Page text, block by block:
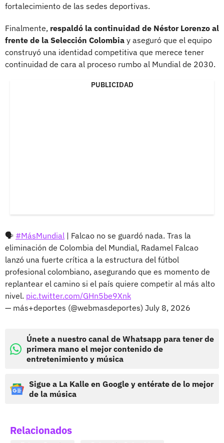
fortalecimiento de las sedes deportivas.
Finalmente, respaldó la continuidad de Néstor Lorenzo al
frente de la Selección Colombia y aseguró que el equipo
construyó una identidad competitiva que merece tener
continuidad de cara al proceso rumbo al Mundial de 2030.
PUBLICIDAD
🗣️ #MásMundial | Falcao no se guardó nada. Tras la
eliminación de Colombia del Mundial, Radamel Falcao
lanzó una fuerte crítica a la estructura del fútbol
profesional colombiano, asegurando que es momento de
replantear el camino si el país quiere competir al más alto
nivel. pic.twitter.com/GHn5be9Xnk
— más+deportes (@webmasdeportes) July 8, 2026
Únete a nuestro canal de Whatsapp para tener de
primera mano el mejor contenido de
entretenimiento y música
Sigue a La Kalle en Google y entérate de lo mejor
de la música
Relacionados